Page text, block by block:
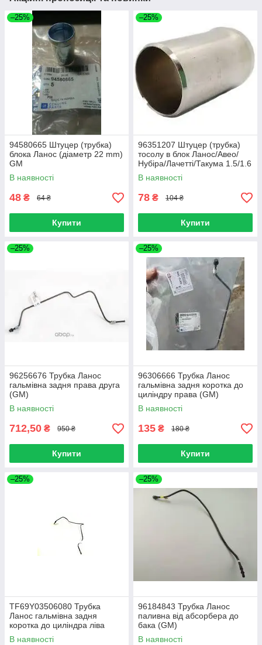
–25%
94580665 Штуцер (трубка)
блока Ланос (діаметр 22 mm)
GM
В наявності
48 ₴ 64 ₴
Купити
–25%
96351207 Штуцер (трубка)
тосолу в блок Ланос/Авео/
Нубіра/Лачетті/Такума 1.5/1.6
(вн28мм нар30мм дл50мм)
(ориг)
В наявності
78 ₴ 104 ₴
Купити
–25%
96256676 Трубка Ланос
гальмівна задня права друга
(GM)
В наявності
712,50 ₴ 950 ₴
Купити
–25%
96306666 Трубка Ланос
гальмівна задня коротка до
циліндру права (GM)
В наявності
135 ₴ 180 ₴
Купити
–25%
TF69Y03506080 Трубка
Ланос гальмівна задня
коротка до циліндра ліва
В наявності
–25%
96184843 Трубка Ланос
паливна від абсорбера до
бака (GM)
В наявності